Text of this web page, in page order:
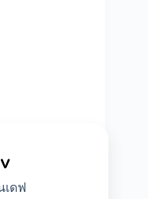
ดฟ
อะไรบ้าง ?